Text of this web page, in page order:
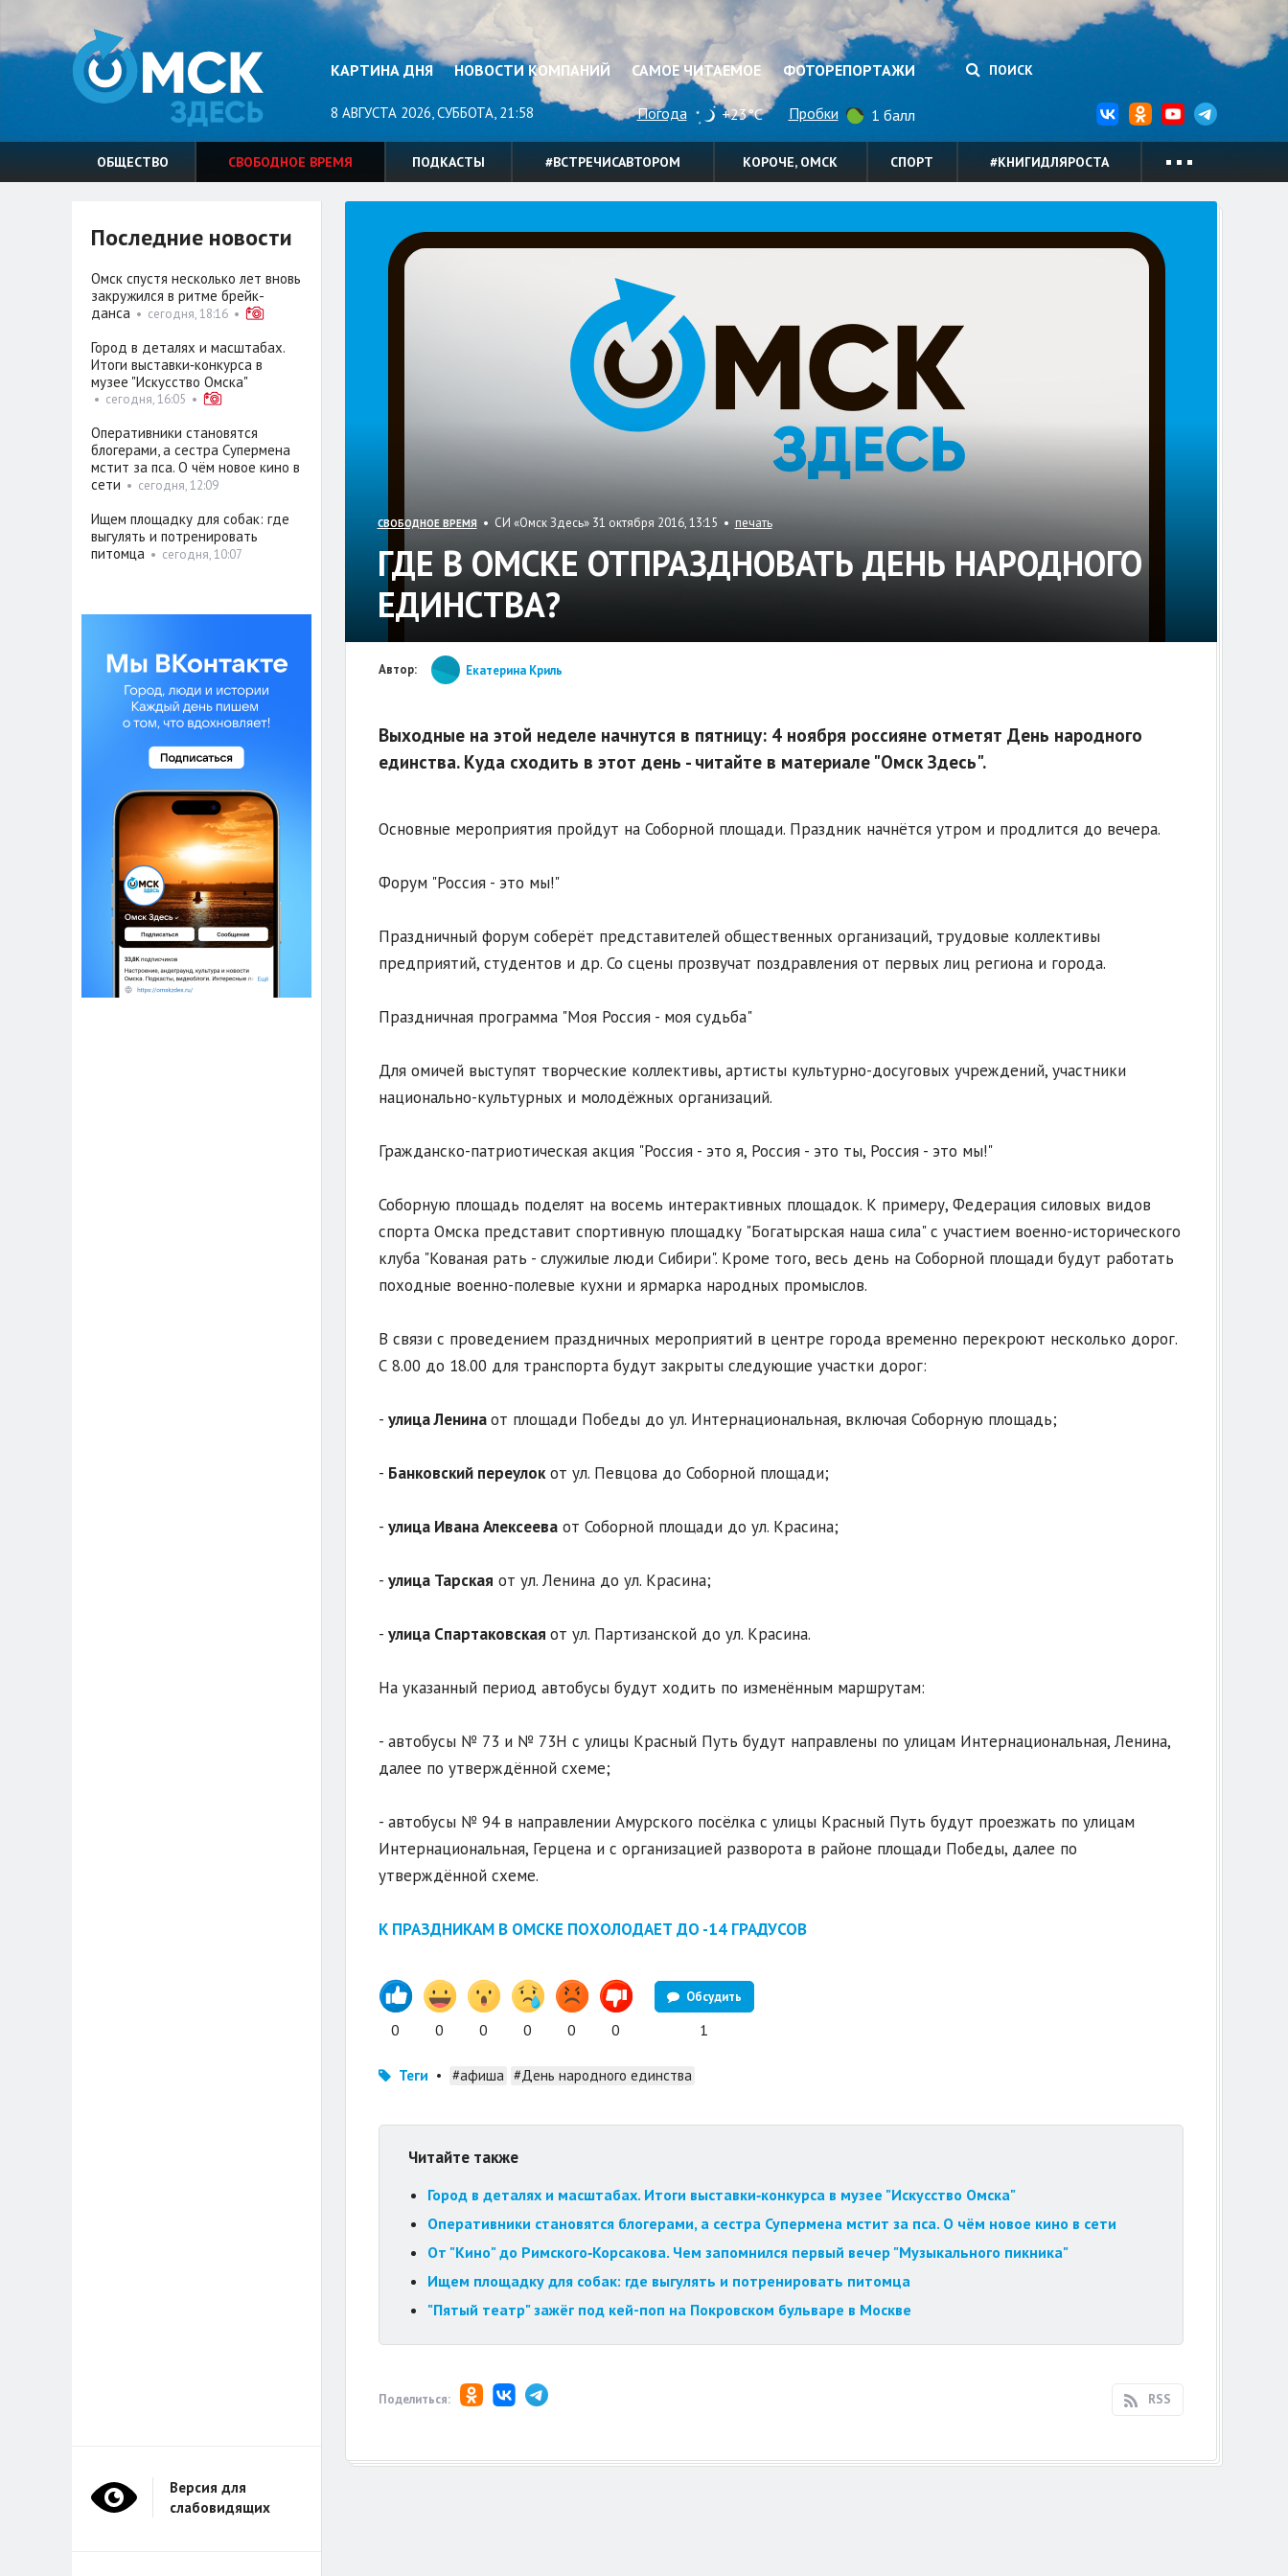
КАРТИНА ДНЯ НОВОСТИ КОМПАНИЙ САМОЕ ЧИТАЕМОЕ ФОТОРЕПОРТАЖИ ПОИСК
8 АВГУСТА 2026, СУББОТА, 21:58 Погода +23°C Пробки 1 балл
ОБЩЕСТВО СВОБОДНОЕ ВРЕМЯ ПОДКАСТЫ #ВСТРЕЧИСАВТОРОМ КОРОЧЕ, ОМСК СПОРТ #КНИГИДЛЯРОСТА
СВОБОДНОЕ ВРЕМЯ • СИ «Омск Здесь» 31 октября 2016, 13:15 • печать
ГДЕ В ОМСКЕ ОТПРАЗДНОВАТЬ ДЕНЬ НАРОДНОГО
ЕДИНСТВА?
Автор: Екатерина Криль
Выходные на этой неделе начнутся в пятницу: 4 ноября россияне отметят День народного
единства. Куда сходить в этот день - читайте в материале "Омск Здесь".
Основные мероприятия пройдут на Соборной площади. Праздник начнётся утром и продлится до вечера.
Форум "Россия - это мы!"
Праздничный форум соберёт представителей общественных организаций, трудовые коллективы
предприятий, студентов и др. Со сцены прозвучат поздравления от первых лиц региона и города.
Праздничная программа "Моя Россия - моя судьба"
Для омичей выступят творческие коллективы, артисты культурно-досуговых учреждений, участники
национально-культурных и молодёжных организаций.
Гражданско-патриотическая акция "Россия - это я, Россия - это ты, Россия - это мы!"
Соборную площадь поделят на восемь интерактивных площадок. К примеру, Федерация силовых видов
спорта Омска представит спортивную площадку "Богатырская наша сила" с участием военно-исторического
клуба "Кованая рать - служилые люди Сибири". Кроме того, весь день на Соборной площади будут работать
походные военно-полевые кухни и ярмарка народных промыслов.
В связи с проведением праздничных мероприятий в центре города временно перекроют несколько дорог.
С 8.00 до 18.00 для транспорта будут закрыты следующие участки дорог:
- улица Ленинаот площади Победы до ул. Интернациональная, включая Соборную площадь;
- Банковский переулокот ул. Певцова до Соборной площади;
- улица Ивана Алексееваот Соборной площади до ул. Красина;
- улица Тарская от ул. Ленина до ул. Красина;
- улица Спартаковская от ул. Партизанской до ул. Красина.
На указанный период автобусы будут ходить по изменённым маршрутам:
- автобусы № 73 и № 73Н с улицы Красный Путь будут направлены по улицам Интернациональная, Ленина,
далее по утверждённой схеме;
- автобусы № 94 в направлении Амурского посёлка с улицы Красный Путь будут проезжать по улицам
Интернациональная, Герцена и с организацией разворота в районе площади Победы, далее по
утверждённой схеме.
К ПРАЗДНИКАМ В ОМСКЕ ПОХОЛОДАЕТ ДО -14 ГРАДУСОВ
0 0 0 0 0 0
Обсудить
1
Теги • #афиша #День народного единства
Читайте также
Город в деталях и масштабах. Итоги выставки‑конкурса в музее "Искусство Омска"
Оперативники становятся блогерами, а сестра Супермена мстит за пса. О чём новое кино в сети
От "Кино" до Римского‑Корсакова. Чем запомнился первый вечер "Музыкального пикника"
Ищем площадку для собак: где выгулять и потренировать питомца
"Пятый театр" зажёг под кей-поп на Покровском бульваре в Москве
Поделиться: RSS
Последние новости
Омск спустя несколько лет вновь
закружился в ритме брейк-
данса• сегодня, 18:16•
Город в деталях и масштабах.
Итоги выставки‑конкурса в
музее "Искусство Омска"
• сегодня, 16:05 •
Оперативники становятся
блогерами, а сестра Супермена
мстит за пса. О чём новое кино в
сети • сегодня, 12:09
Ищем площадку для собак: где
выгулять и потренировать
питомца• сегодня, 10:07
Версия для
слабовидящих